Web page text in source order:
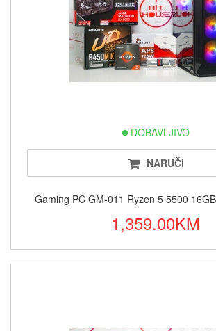
DOBAVLJIVO
NARUČI
Gaming PC GM-011 Ryzen 5 5500
1,359.00KM